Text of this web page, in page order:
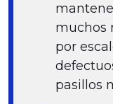
muchos
por
pasillos